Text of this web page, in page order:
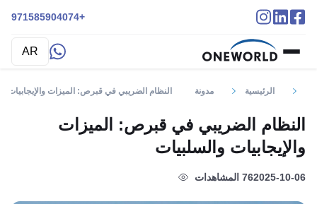
+971585904074
AR
الرئيسية مدونة النظام الضريبي في قبرص: الميزات والإيجابيات
النظام الضريبي في قبرص: الميزات
والإيجابيات والسلبيات
2025-10-0676 المشاهدات